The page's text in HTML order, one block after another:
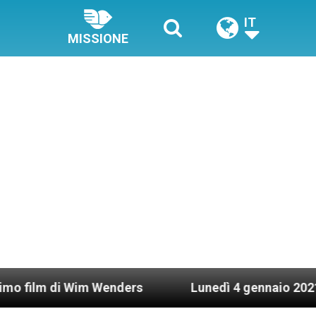
MISSIONE
IT
Wenders Lunedì 4 gennaio 2021: